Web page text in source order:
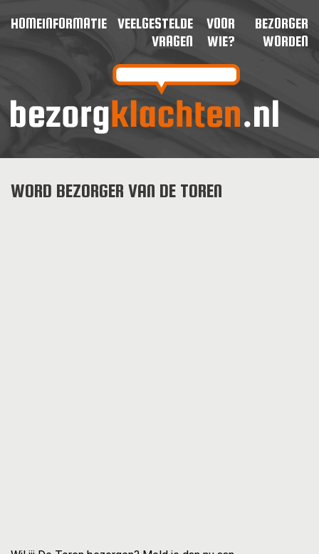
HOMEINFORMATIE
VEELGESTELDE
VRAGEN
VOOR
WIE?
BEZORGER
WORDEN
WORD BEZORGER VAN DE TOREN